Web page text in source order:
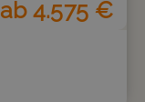
ab 4.575 €